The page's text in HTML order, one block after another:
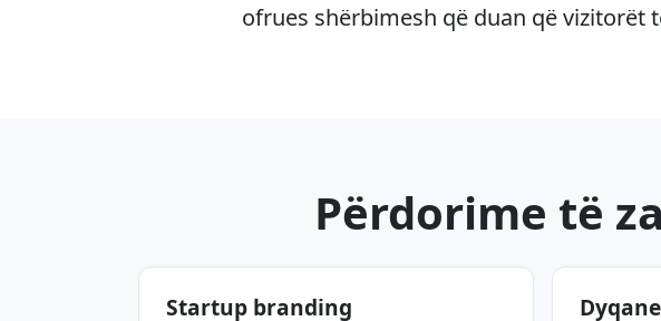
ofrues shërbimesh që duan që vizitorët
Përdorime të
Startup branding